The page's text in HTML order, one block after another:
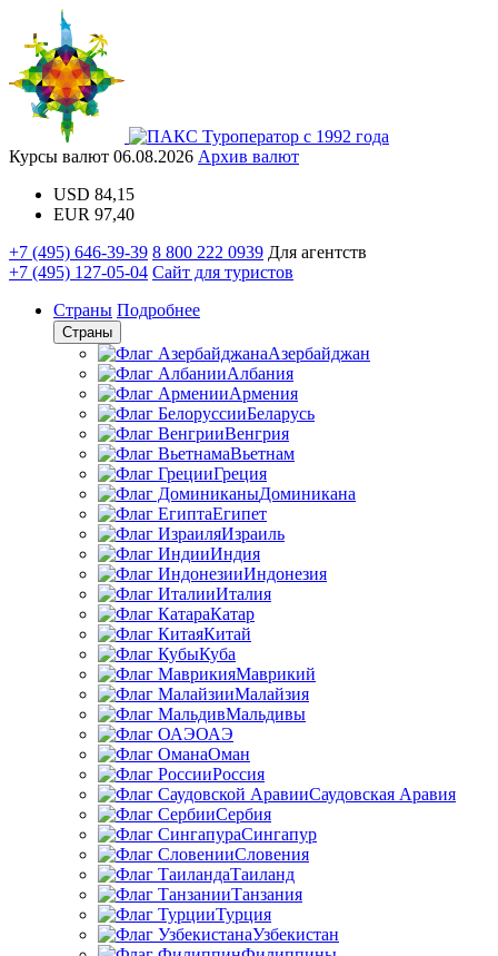
Туроператор с 1992 года
Курсы валют 06.08.2026 Архив валют
USD 84,15
EUR 97,40
+7 (495) 646-39-39 8 800 222 0939 Для агентств
+7 (495) 127-05-04 Сайт для туристов
Страны Подробнее
Страны
Азербайджан
Албания
Армения
Беларусь
Венгрия
Вьетнам
Греция
Доминикана
Египет
Израиль
Индия
Индонезия
Италия
Катар
Китай
Куба
Маврикий
Малайзия
Мальдивы
ОАЭ
Оман
Россия
Саудовская Аравия
Сербия
Сингапур
Словения
Таиланд
Танзания
Турция
Узбекистан